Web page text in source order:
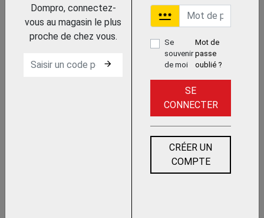
CLOCHE DE LAVAGE
KRANZLE
Trouvez le chez votre
Dompro, connectez-
vous au magasin le plus
proche de chez vous.
arrow_forward
password
Se
souvenir
de moi
Mot de
passe
oublié ?
SE
CONNECTER
CRÉER UN
COMPTE